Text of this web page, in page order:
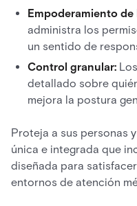
Empoderamiento de
administra los
un sentido de
Control granular:
detallado sobre
mejora la postura
Proteja a sus personas
única e integrada que
diseñada para
entornos de atención